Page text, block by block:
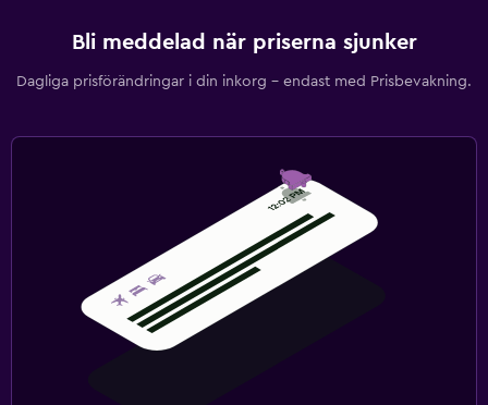
Bli meddelad när priserna sjunker
Dagliga prisförändringar i din inkorg – endast med Prisbevakning.